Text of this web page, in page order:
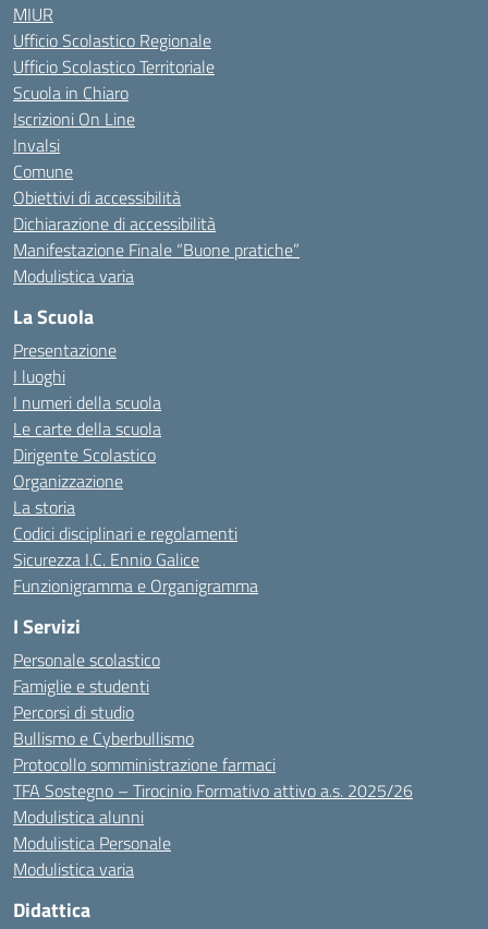
MIUR
Ufficio Scolastico Regionale
Ufficio Scolastico Territoriale
Scuola in Chiaro
Iscrizioni On Line
Invalsi
Comune
Obiettivi di accessibilità
Dichiarazione di accessibilità
Manifestazione Finale “Buone pratiche”
Modulistica varia
La Scuola
Presentazione
I luoghi
I numeri della scuola
Le carte della scuola
Dirigente Scolastico
Organizzazione
La storia
Codici disciplinari e regolamenti
Sicurezza I.C. Ennio Galice
Funzionigramma e Organigramma
I Servizi
Personale scolastico
Famiglie e studenti
Percorsi di studio
Bullismo e Cyberbullismo
Protocollo somministrazione farmaci
TFA Sostegno – Tirocinio Formativo attivo a.s. 2025/26
Modulistica alunni
Modulistica Personale
Modulistica varia
Didattica